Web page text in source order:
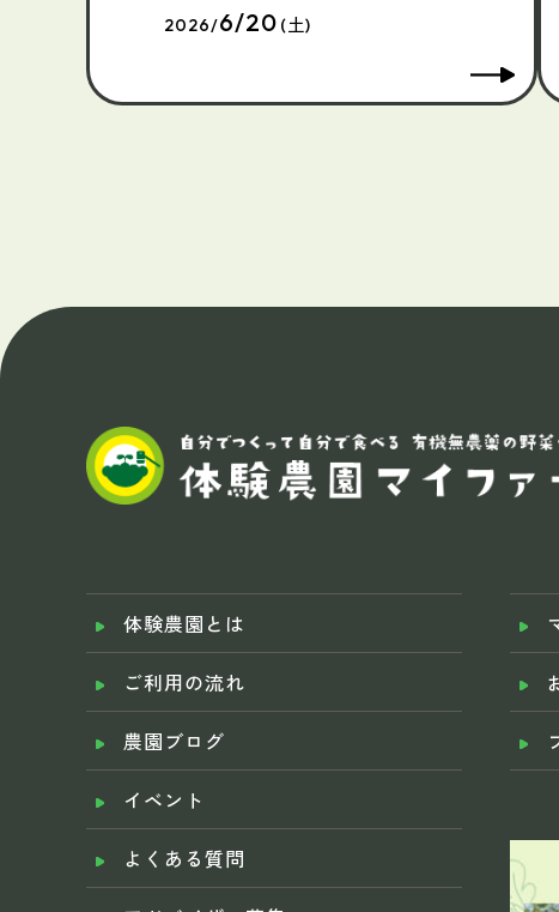
2026/6/20 (土)
体験農園とは
ご利用の流れ
農園ブログ
イベント
よくある質問